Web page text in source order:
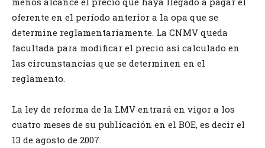
oferente en el período anterior a la opa que se
determine reglamentariamente. La CNMV queda
facultada para modificar el precio así calculado en
las circunstancias que se determinen en el
reglamento.
La ley de reforma de la LMV entrará en vigor a los
cuatro meses de su publicación en el BOE, es decir el
13 de agosto de 2007.